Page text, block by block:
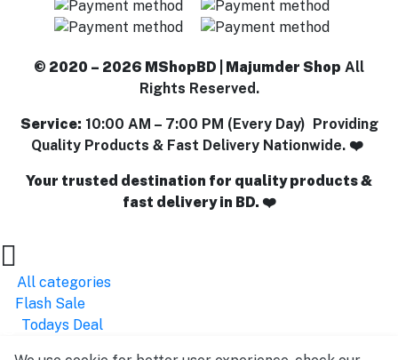
© 2020 – 2026 MShopBD | Majumder Shop All
Rights Reserved.
Service: 10:00 AM – 7:00 PM (Every Day) Providing
Quality Products & Fast Delivery Nationwide. ❤️
Your trusted destination for quality products &
fast delivery in BD. ❤️
All categories
Flash Sale
Todays Deal